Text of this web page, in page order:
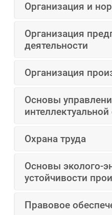
Организация и
Организация
деятельности
Организация
Основы
Охрана труда
Основы эколого-
устойчивости
Правовое